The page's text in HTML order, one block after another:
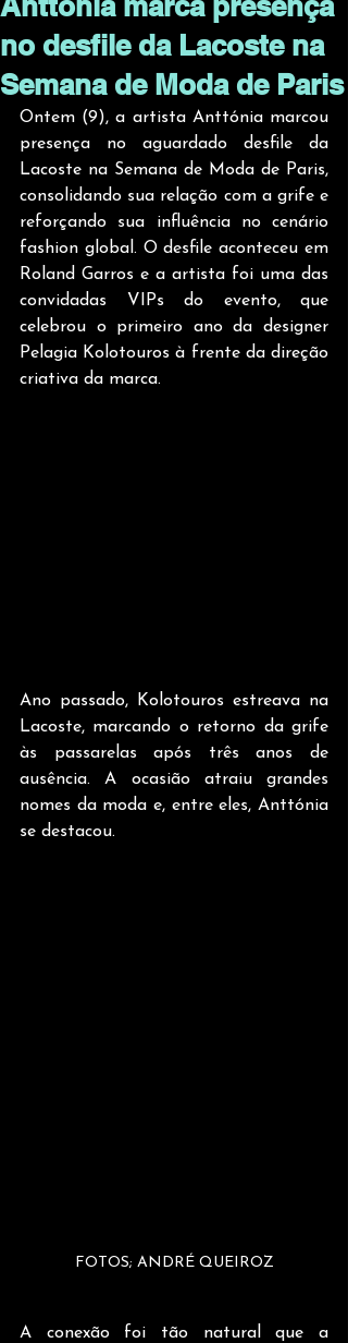
no desfile da Lacoste na
Semana de Moda de Paris
Ontem (9), a artista Anttónia marcou
presença no aguardado desfile da
Lacoste na Semana de Moda de Paris,
consolidando sua relação com a grife e
reforçando sua influência no cenário
fashion global. O desfile aconteceu em
Roland Garros e a artista foi uma das
convidadas VIPs do evento, que
celebrou o primeiro ano da designer
Pelagia Kolotouros à frente da direção
criativa da marca.
Ano passado, Kolotouros estreava na
Lacoste, marcando o retorno da grife
às passarelas após três anos de
ausência. A ocasião atraiu grandes
nomes da moda e, entre eles, Anttónia
se destacou.
FOTOS; ANDRÉ QUEIROZ
A conexão foi tão natural que a